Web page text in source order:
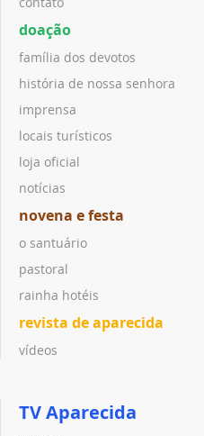
doação
família dos devotos
história de nossa senhora
imprensa
locais turísticos
loja oficial
notícias
novena e festa
o santuário
pastoral
rainha hotéis
revista de aparecida
vídeos
TV Aparecida